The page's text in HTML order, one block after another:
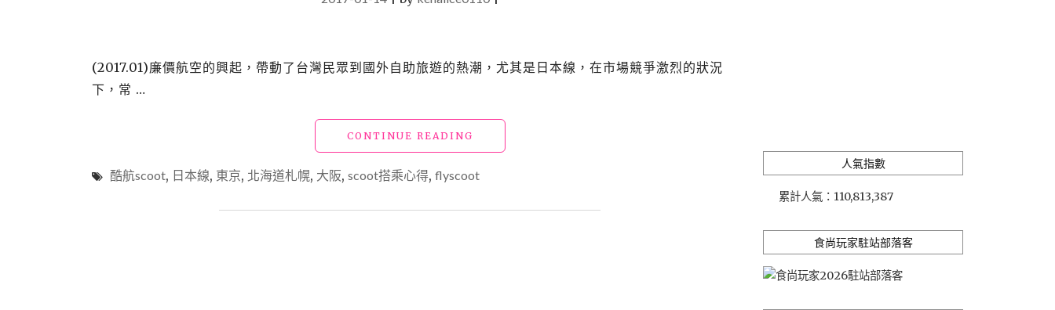
(2017.01)廉價航空的興起，帶動了台灣民眾到國外自助旅遊的熱潮，尤其是日本線，在市場競爭激烈的狀況
下，常 …
CONTINUE READING
本】
酷航scoot, 日本線, 東京, 北海道札幌, 大阪, scoot搭乘心得, flyscoot
人氣指數
累計人氣： 110,813,387
食尚玩家駐站部落客